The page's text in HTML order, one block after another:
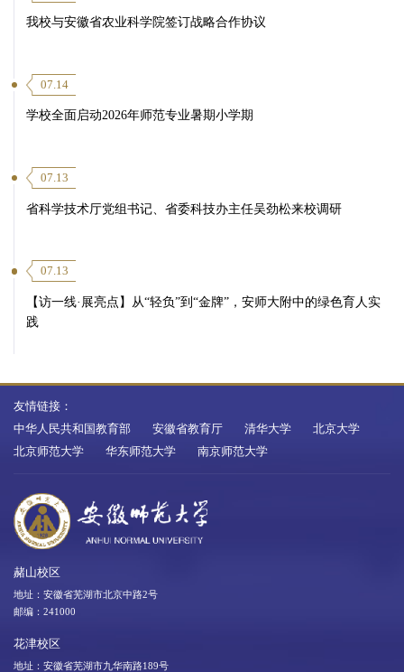
我校与安徽省农业科学院签订战略合作协议
07.14
学校全面启动2026年师范专业暑期小学期
07.13
省科学技术厅党组书记、省委科技办主任吴劲松来校调研
07.13
【访一线·展亮点】从“轻负”到“金牌”，安师大附中的绿色育人实
践
友情链接：
中华人民共和国教育部
安徽省教育厅 清华大学
北京大学
北京师范大学
华东师范大学 南京师范大学
赭山校区
地址：安徽省芜湖市北京中路2号
邮编：241000
花津校区
地址：安徽省芜湖市九华南路189号